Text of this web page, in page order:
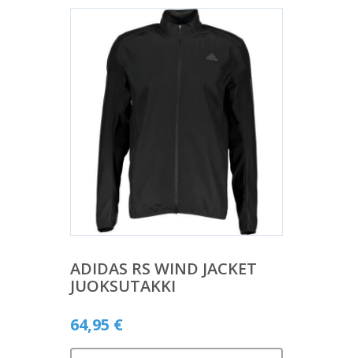
ADIDAS RS WIND JACKET
JUOKSUTAKKI
64,95 €